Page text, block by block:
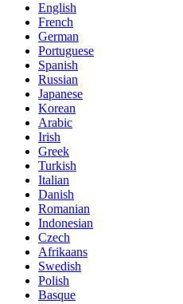
English
French
German
Portuguese
Spanish
Russian
Japanese
Korean
Arabic
Irish
Greek
Turkish
Italian
Danish
Romanian
Indonesian
Czech
Afrikaans
Swedish
Polish
Basque